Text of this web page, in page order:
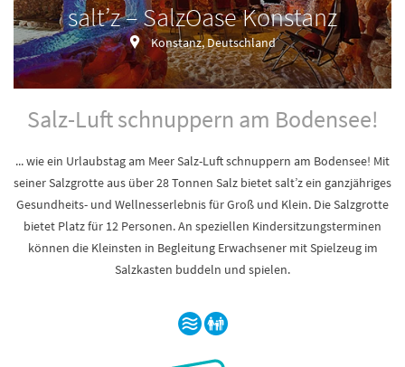
salt’z – SalzOase Konstanz
Konstanz, Deutschland
Salz-Luft schnuppern am Bodensee!
... wie ein Urlaubstag am Meer Salz-Luft schnuppern am Bodensee! Mit
seiner Salzgrotte aus über 28 Tonnen Salz bietet salt’z ein ganzjähriges
Gesundheits- und Wellnesserlebnis für Groß und Klein. Die Salzgrotte
bietet Platz für 12 Personen. An speziellen Kindersitzungsterminen
können die Kleinsten in Begleitung Erwachsener mit Spielzeug im
Salzkasten buddeln und spielen.